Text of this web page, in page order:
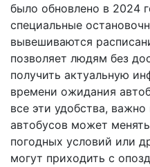
было обновлено в 2024
специальные
вывешиваются
позволяет людям без
получить актуальную
времени ожидания
все эти удобства,
автобусов может
погодных условий или
могут приходить с